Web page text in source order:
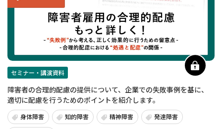
セミナー・講演資料
障害者の合理的配慮の提供について、企業での失敗事例を基に、
適切に配慮を行うためのポイントを紹介します。
身体障害 知的障害 精神障害 発達障害